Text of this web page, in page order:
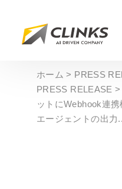
ホーム > PRESS
PRESS RELEASE
ットにWebhook連
エージェントの出力